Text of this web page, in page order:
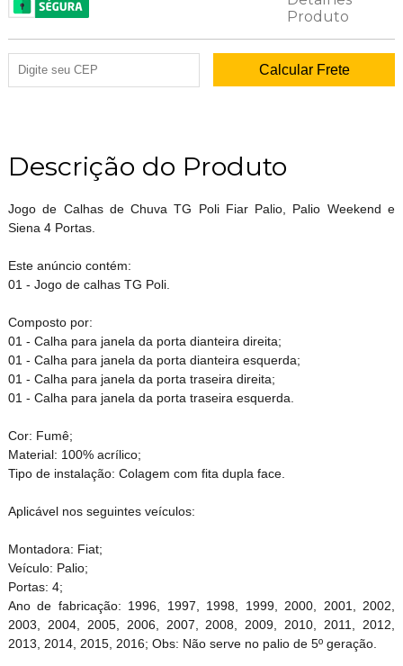
Descrição do Produto
Jogo de Calhas de Chuva TG Poli Fiar Palio, Palio Weekend e
Siena 4 Portas.
Este anúncio contém:
01 - Jogo de calhas TG Poli.
Composto por:
01 - Calha para janela da porta dianteira direita;
01 - Calha para janela da porta dianteira esquerda;
01 - Calha para janela da porta traseira direita;
01 - Calha para janela da porta traseira esquerda.
Cor: Fumê;
Material: 100% acrílico;
Tipo de instalação: Colagem com fita dupla face.
Aplicável nos seguintes veículos:
Montadora: Fiat;
Veículo: Palio;
Portas: 4;
Ano de fabricação: 1996, 1997, 1998, 1999, 2000, 2001, 2002,
2003, 2004, 2005, 2006, 2007, 2008, 2009, 2010, 2011, 2012,
2013, 2014, 2015, 2016; Obs: Não serve no palio de 5º geração.